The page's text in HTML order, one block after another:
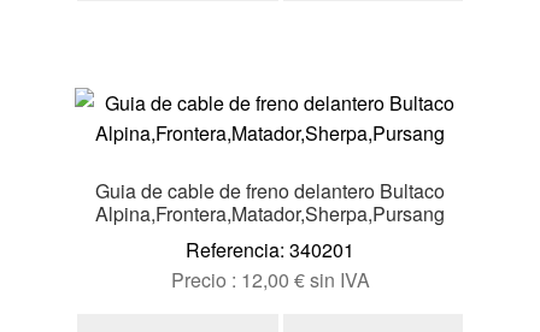
Guia de cable de freno delantero Bultaco
Alpina,Frontera,Matador,Sherpa,Pursang
Referencia: 340201
Precio : 12,00 €sin IVA